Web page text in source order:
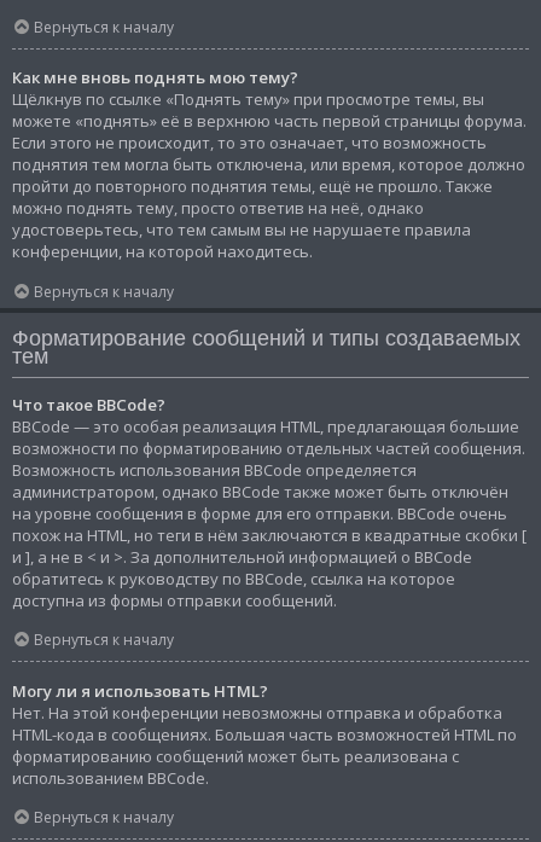
Вернуться к началу
Как мне вновь поднять мою тему?
Щёлкнув по ссылке «Поднять тему» при просмотре темы, вы
можете «поднять» её в верхнюю часть первой страницы форума.
Если этого не происходит, то это означает, что возможность
поднятия тем могла быть отключена, или время, которое должно
пройти до повторного поднятия темы, ещё не прошло. Также
можно поднять тему, просто ответив на неё, однако
удостоверьтесь, что тем самым вы не нарушаете правила
конференции, на которой находитесь.
Вернуться к началу
Форматирование сообщений и типы создаваемых
тем
Что такое BBCode?
BBCode — это особая реализация HTML, предлагающая большие
возможности по форматированию отдельных частей сообщения.
Возможность использования BBCode определяется
администратором, однако BBCode также может быть отключён
на уровне сообщения в форме для его отправки. BBCode очень
похож на HTML, но теги в нём заключаются в квадратные скобки [
и ], а не в < и >. За дополнительной информацией о BBCode
обратитесь к руководству по BBCode, ссылка на которое
доступна из формы отправки сообщений.
Вернуться к началу
Могу ли я использовать HTML?
Нет. На этой конференции невозможны отправка и обработка
HTML-кода в сообщениях. Большая часть возможностей HTML по
форматированию сообщений может быть реализована с
использованием BBCode.
Вернуться к началу